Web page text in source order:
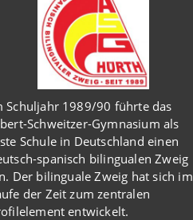
Schuljahr 1989/90 führte das
Schweitzer-Gymnasium als
Schule in Deutschland einen
spanisch bilingualen Zweig
Der bilinguale Zweig hat sich im
der Zeit zum zentralen
entwickelt.